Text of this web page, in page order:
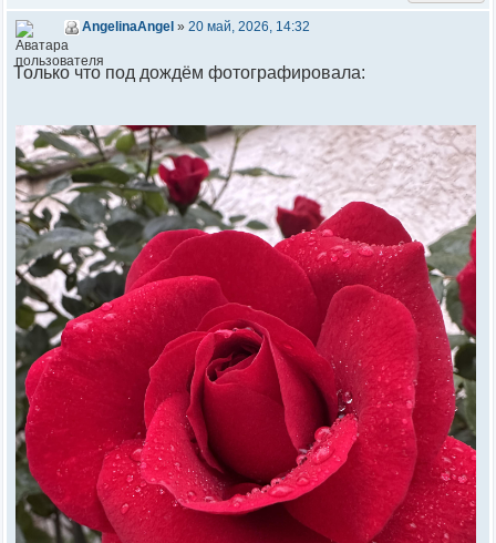
AngelinaAngel » 20 май, 2026, 14:32
Только что под дождём фотографировала: